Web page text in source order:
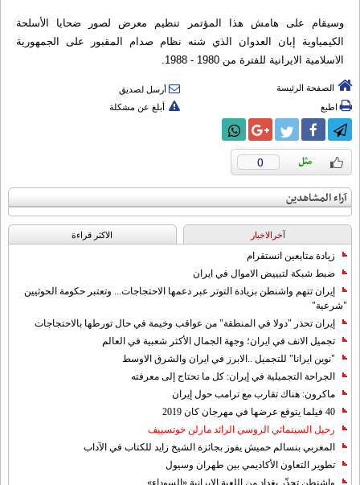
وسيقام على هامش هذا المؤتمر تنظيم معرض لصور ضحايا الأسلحة
الكيمياوية إبان العدوان الذي شنه نظام صدام المقبور على الجمهورية
الاسلامية الايرانية للفترة من 1980 - 1988.
الصفحة الرئيسة
أرسل لصديق
اطبع
أبلغ عن مشكلة
0
آراء المشاهدين
آخرالاخبار الاکثر قراءة
زيادة متابعين انستقرام
ضبط شبكة لتبييض الاموال في ايران
إيران تتهم واشنطن بزيادة التوتر عبر دعمها الاحتجاجات... وتعتبر حكومة الحوثيين
"شرعية"
إيران تحذر "دولا في المنطقة" من عواقب وخيمة في حال تورطها بالاحتجاجات
تجميل الانف في ايران؛ وجهة الجمال الأكثر شعبية في العالم
"نوين ايرانا" للتجميل ..الابرز في ايران والشرق الاوسط
الجراحة التجميلية في إيران: كل ما تحتاج إلى معرفته
ماكرون: هناك تقارب مع ترامب حول إيران
40 فيلما يتوقع عرضها في مهرجان كان 2019
رحيل السينمائي الروسي الرائد مارلن خوتسييف
المغربي بنسالم حميش يفوز بجائزة الشيخ زايد للكتاب في الآداب
تطوير التعاون الأكاديمي بين طهران وسيول
واشنطن تحذّر بغداد من اللعبة الإيرانية «السوداء»